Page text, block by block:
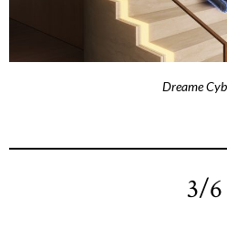
Dreame
3/6